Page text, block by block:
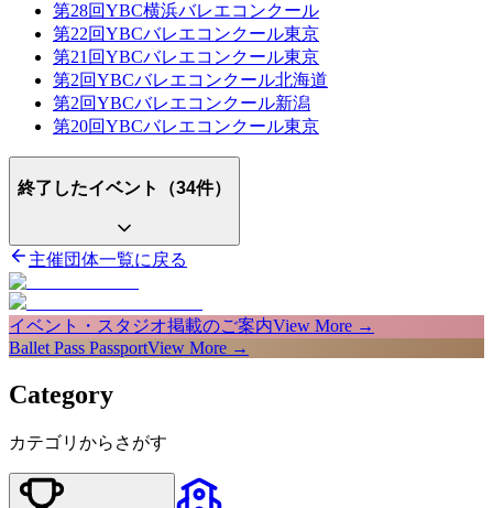
第28回YBC横浜バレエコンクール
第22回YBCバレエコンクール東京
第21回YBCバレエコンクール東京
第2回YBCバレエコンクール北海道
第2回YBCバレエコンクール新潟
第20回YBCバレエコンクール東京
終了したイベント（34件）
主催団体一覧に戻る
イベント・スタジオ掲載のご案内View More →
Ballet Pass PassportView More →
Category
カテゴリからさがす